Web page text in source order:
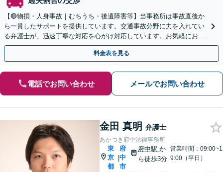
【🔴物損・人身事故｜むちうち・後遺障害等】当事務所は事故直後か
ら一貫したサポートを提供しています。交通事故分野に力を入れてい
る弁護士が、迅速丁寧な対応を心がけ対応しています。お気軽にお問
い合わせください。◤完全予約制・初回法律相談無料◢
料金表を見る
電話でお問い合わせ メールでお問い合わせ
金田 真明 弁護士
あかつき府中法律事務所
東
京
都
|
府
中
市
府中駅 か
ら徒歩3分
営業時間：09:00~1
9:00（平日）